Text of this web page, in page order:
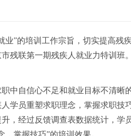
的培训工作宗旨，切实提高残
残联第一期残疾人就业力特训
自信心不足和就业目标不清晰
学员重塑求职理念，掌握求职
，经过反馈调查表数据统计，